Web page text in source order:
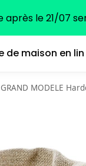
de maison en lin
MODELE
après le 21/07